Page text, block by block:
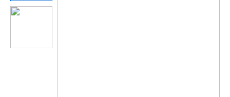
De
Diamante